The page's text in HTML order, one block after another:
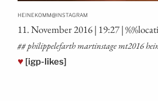
HEINEKOMM@INSTAGRAM
11. Novem­ber 2016 | 19:27 |
## phil­ip­pe­le­farth mar­tins­ta­ge mt2016
♥ [igp-likes]